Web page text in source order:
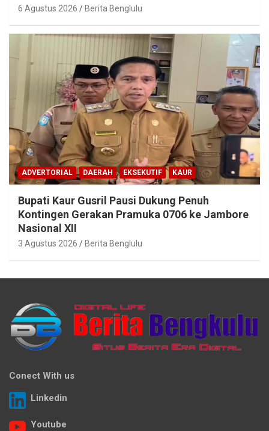
6 Agustus 2026 Berita Benglulu
ADVERTORIAL DAERAH EKSEKUTIF KAUR
Bupati Kaur Gusril Pausi Dukung Penuh
Kontingen Gerakan Pramuka 0706 ke Jambore
Nasional XII
3 Agustus 2026 Berita Benglulu
Conect With us
Linkedin
Youtube